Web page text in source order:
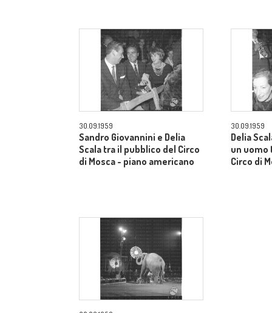
30.09.1959
Sandro Giovannini e Delia
Scala tra il pubblico del Circo
di Mosca - piano americano
30.09.1959
Delia
un uomo
Circo di